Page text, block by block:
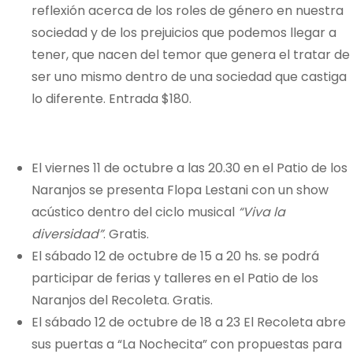
reflexión acerca de los roles de género en nuestra
sociedad y de los prejuicios que podemos llegar a
tener, que nacen del temor que genera el tratar de
ser uno mismo dentro de una sociedad que castiga
lo diferente. Entrada $180.
El viernes 11 de octubre a las 20.30 en el Patio de los
Naranjos se presenta Flopa Lestani con un show
acústico dentro del ciclo musical “Viva la
diversidad”. Gratis.
El sábado 12 de octubre de 15 a 20 hs. se podrá
participar de ferias y talleres en el Patio de los
Naranjos del Recoleta. Gratis.
El sábado 12 de octubre de 18 a 23 El Recoleta abre
sus puertas a “La Nochecita” con propuestas para